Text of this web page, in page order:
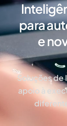
para
e
Soluções de
apoio à